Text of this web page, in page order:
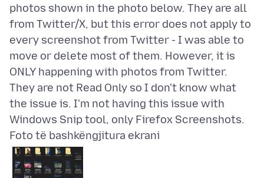
photos shown in the photo below. They are all
from Twitter/X, but this error does not apply to
every screenshot from Twitter - I was able to
move or delete most of them. However, it is
ONLY happening with photos from Twitter.
They are not Read Only so I don't know what
the issue is. I'm not having this issue with
Foto të bashkëngjitura ekrani